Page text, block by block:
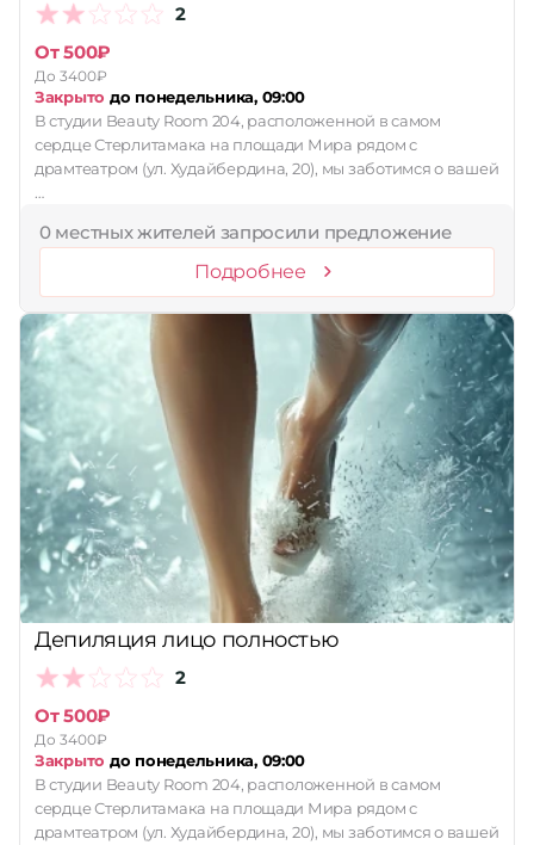
2
От 500₽
До 3400₽
Закрыто до понедельника, 09:00
В студии Beauty Room 204, расположенной в самом
сердце Стерлитамака на площади Мира рядом с
драмтеатром (ул. Худайбердина, 20), мы заботимся о вашей
…
0 местных жителей запросили предложение
Подробнее
Депиляция лицо полностью
2
От 500₽
До 3400₽
Закрыто до понедельника, 09:00
В студии Beauty Room 204, расположенной в самом
сердце Стерлитамака на площади Мира рядом с
драмтеатром (ул. Худайбердина, 20), мы заботимся о вашей